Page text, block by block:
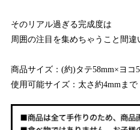
そのリアル過ぎる完成度は
周囲の注目を集めちゃうこと間違
商品サイズ：(約)タテ58mm×ヨコ
使用可能サイズ：太さ約4mmまで